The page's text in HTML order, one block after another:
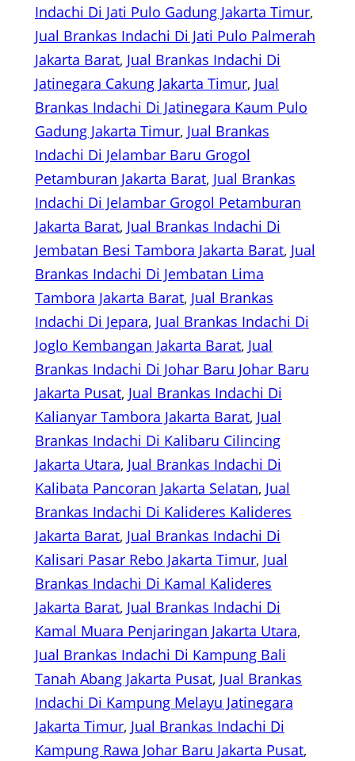
Indachi Di Jati Pulo Gadung Jakarta Timur
Jual Brankas Indachi Di Jati Pulo Palmerah
Jakarta Barat, Jual Brankas Indachi Di
Jatinegara Cakung Jakarta Timur, Jual
Brankas Indachi Di Jatinegara Kaum Pulo
Gadung Jakarta Timur, Jual Brankas
Indachi Di Jelambar Baru Grogol
Petamburan Jakarta Barat, Jual Brankas
Indachi Di Jelambar Grogol Petamburan
Jakarta Barat, Jual Brankas Indachi Di
Jembatan Besi Tambora Jakarta Barat, Jual
Brankas Indachi Di Jembatan Lima
Tambora Jakarta Barat, Jual Brankas
Indachi Di Jepara, Jual Brankas Indachi Di
Joglo Kembangan Jakarta Barat, Jual
Brankas Indachi Di Johar Baru Johar Baru
Jakarta Pusat, Jual Brankas Indachi Di
Kalianyar Tambora Jakarta Barat, Jual
Brankas Indachi Di Kalibaru Cilincing
Jakarta Utara, Jual Brankas Indachi Di
Kalibata Pancoran Jakarta Selatan, Jual
Brankas Indachi Di Kalideres Kalideres
Jakarta Barat, Jual Brankas Indachi Di
Kalisari Pasar Rebo Jakarta Timur, Jual
Brankas Indachi Di Kamal Kalideres
Jakarta Barat, Jual Brankas Indachi Di
Kamal Muara Penjaringan Jakarta Utara
Jual Brankas Indachi Di Kampung Bali
Tanah Abang Jakarta Pusat, Jual Brankas
Indachi Di Kampung Melayu Jatinegara
Jakarta Timur, Jual Brankas Indachi Di
Kampung Rawa Johar Baru Jakarta Pusat